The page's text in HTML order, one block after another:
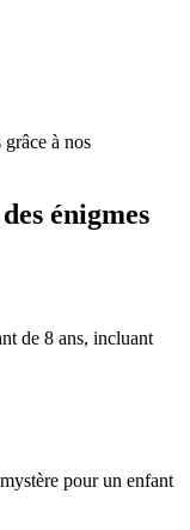
à nos
énigmes
de 8 ans, incluant
pour un enfant